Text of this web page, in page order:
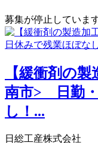
募集が停止していま
【緩衝剤の
南市> 日勤
し！...
日総工産株式会社